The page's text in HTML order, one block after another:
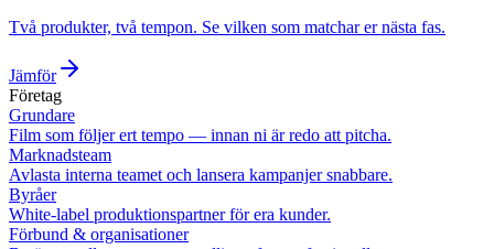
Två produkter, två tempon. Se vilken som matchar er nästa fas.
Jämför
Företag
Grundare
Film som följer ert tempo — innan ni är redo att pitcha.
Marknadsteam
Avlasta interna teamet och lansera kampanjer snabbare.
Byråer
White-label produktionspartner för era kunder.
Förbund & organisationer